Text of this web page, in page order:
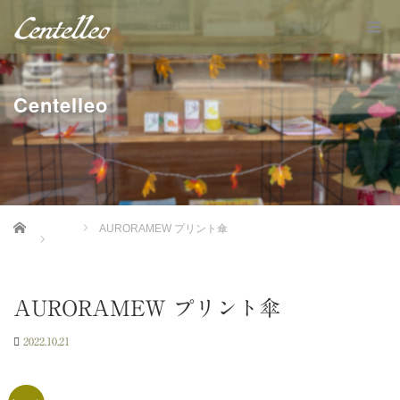
Centelleo
Home AURORAMEW プリント傘
AURORAMEW プリント傘
2022.10.21